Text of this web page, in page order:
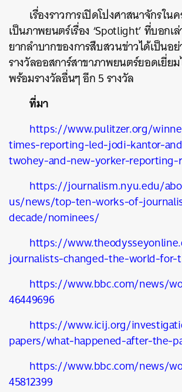
เรื่องราวการเปิดโปงศาสนาจักรใน
เป็นภาพยนตร์เรื่อง ‘Spotlight’ ที่บอกเ
ยากลำบากของการสืบสวนข่าวได้เป็นอ
รางวัลออสการ์สาขาภาพยนตร์ยอดเยี่ย
พร้อมรางวัลอื่นๆ อีก 5 รางวัล
ที่มา
https://www.pulitzer.org/
times-reporting-led-jodi-kantor-
twohey-and-new-yorker-reporting-
https://journalism.nyu.edu/
us/news/top-ten-works-of-
decade/nominees/
https://
journalists-changed-the-world-
https://www.bbc.com/news/
46449696
https://www.icij.org/
papers/what-happened-after-the-
https://www.bbc.com/news/
45812399